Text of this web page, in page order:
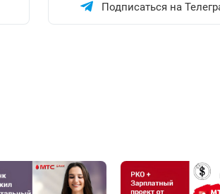
Подписаться на